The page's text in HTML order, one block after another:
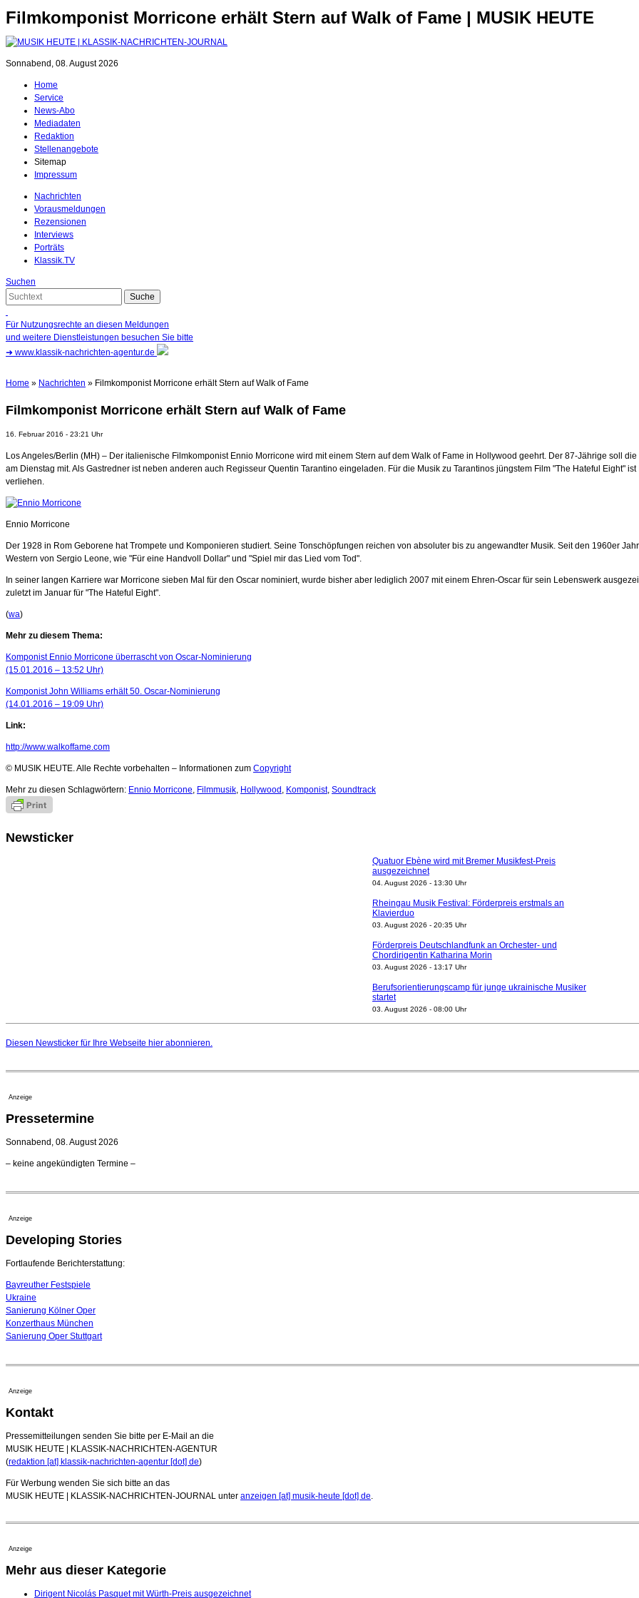
Filmkomponist Morricone erhält Stern auf Walk of Fame | MUSIK HEUTE
Sonnabend, 08. August 2026
Home
Service
News-Abo
Mediadaten
Redaktion
Stellenangebote
Sitemap
Impressum
Nachrichten
Vorausmeldungen
Rezensionen
Interviews
Porträts
Klassik.TV
Suchen
Für Nutzungsrechte an diesen Meldungen
und weitere Dienstleistungen besuchen Sie bitte
➜ www.klassik-nachrichten-agentur.de
Home » Nachrichten » Filmkomponist Morricone erhält Stern auf Walk of Fame
Filmkomponist Morricone erhält Stern auf Walk of Fame
16. Februar 2016 - 23:21 Uhr
Los Angeles/Berlin (MH) – Der italienische Filmkomponist Ennio Morricone wird mit einem Stern auf dem Walk of Fame in Hollywood geehrt. Der 87-Jährige soll
am Dienstag mit. Als Gastredner ist neben anderen auch Regisseur Quentin Tarantino eingeladen. Für die Musik zu Tarantinos jüngstem Film "The Hateful Eight"
verliehen.
Ennio Morricone
Der 1928 in Rom Geborene hat Trompete und Komponieren studiert. Seine Tonschöpfungen reichen von absoluter bis zu angewandter Musik. Seit den 1960er
Western von Sergio Leone, wie "Für eine Handvoll Dollar" und "Spiel mir das Lied vom Tod".
In seiner langen Karriere war Morricone sieben Mal für den Oscar nominiert, wurde bisher aber lediglich 2007 mit einem Ehren-Oscar für sein Lebenswerk
zuletzt im Januar für "The Hateful Eight".
(wa)
Mehr zu diesem Thema:
Komponist Ennio Morricone überrascht von Oscar-Nominierung
(15.01.2016 – 13:52 Uhr)
Komponist John Williams erhält 50. Oscar-Nominierung
(14.01.2016 – 19:09 Uhr)
Link:
http://www.walkoffame.com
© MUSIK HEUTE. Alle Rechte vorbehalten – Informationen zum Copyright
Mehr zu diesen Schlagwörtern: Ennio Morricone, Filmmusik, Hollywood , Komponist, Soundtrack
Newsticker
Quatuor Ebène wird mit Bremer Musikfest-Preis
ausgezeichnet
04. August 2026 - 13:30 Uhr
Rheingau Musik Festival: Förderpreis erstmals an
Klavierduo
03. August 2026 - 20:35 Uhr
Förderpreis Deutschlandfunk an Orchester- und
Chordirigentin Katharina Morin
03. August 2026 - 13:17 Uhr
Berufsorientierungscamp für junge ukrainische Musiker
startet
03. August 2026 - 08:00 Uhr
Regensburger Generalmusikdirektor Stefan Veselka
Diesen Newsticker für Ihre Webseite hier abonnieren.
Anzeige
Pressetermine
Sonnabend, 08. August 2026
– keine angekündigten Termine –
Anzeige
Developing Stories
Fortlaufende Berichterstattung:
Bayreuther Festspiele
Ukraine
Sanierung Kölner Oper
Konzerthaus München
Sanierung Oper Stuttgart
Anzeige
Kontakt
Pressemitteilungen senden Sie bitte per E-Mail an die
MUSIK HEUTE | KLASSIK-NACHRICHTEN-AGENTUR
(redaktion [at] klassik-nachrichten-agentur [dot] de)
Für Werbung wenden Sie sich bitte an das
MUSIK HEUTE | KLASSIK-NACHRICHTEN-JOURNAL unter anzeigen [at] musik-heute [dot] de
Anzeige
Mehr aus dieser Kategorie
Dirigent Nicolás Pasquet mit Würth-Preis ausgezeichnet